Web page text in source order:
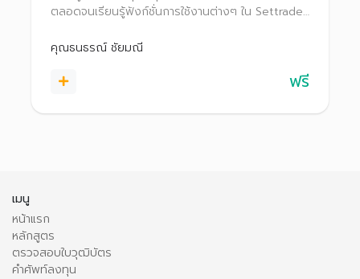
ตลอดจนเรียนรู้ฟังก์ชั่นการใช้งานต่างๆ ใน Settrade
ประสิทธิภาพยิ่งขึ้น
คุณธนธรณ์ ชัยมณี
ฟรี
เมนู
หน้าแรก
หลักสูตร
ตรวจสอบใบวุฒิบัตร
คำศัพท์ลงทุน